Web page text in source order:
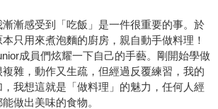
漸感受到「吃飯」是一件很重要的事。於
只用來煮泡麵的廚房，親自動手做料理！
成員們炫耀一下自己的手藝。剛開始學做
雜，動作又生疏，但經過反覆練習，我的
我想這就是「做料理」的魅力，任何人經
做出美味的食物。